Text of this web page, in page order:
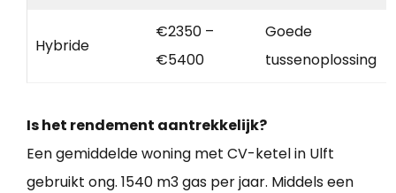
Hybride
€2350 –
€5400
Goede
tussenoplossing
Is het rendement aantrekkelijk?
Een gemiddelde woning met CV-ketel in Ulft
gebruikt ong. 1540 m3 gas per jaar. Middels een